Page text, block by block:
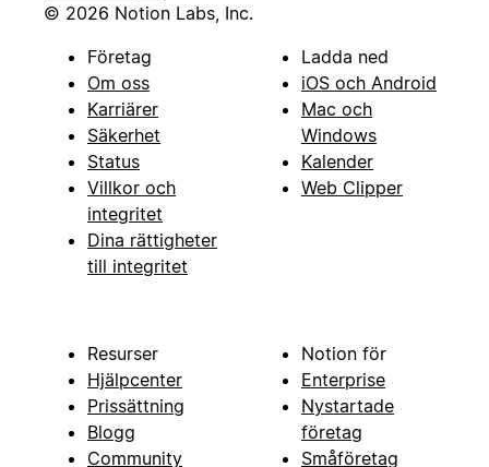
© 2026 Notion Labs, Inc.
Företag
Om oss
Karriärer
Säkerhet
Status
Villkor och
integritet
Dina rättigheter
till integritet
Ladda ned
iOS och Android
Mac och
Windows
Kalender
Web Clipper
Resurser
Hjälpcenter
Prissättning
Blogg
Community
Notion för
Enterprise
Nystartade
företag
Småföretag